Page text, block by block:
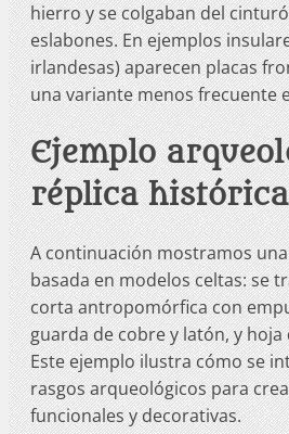
hierro y se colgaban del
eslabones. En ejemplos
irlandesas) aparecen placas
una variante menos frecuente
Ejemplo
réplica histórica
A continuación mostramos
basada en modelos celtas: se
corta antropomórfica con
guarda de cobre y latón, y
Este ejemplo ilustra cómo se
rasgos arqueológicos para
funcionales y decorativas.